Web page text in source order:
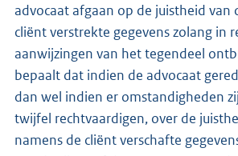
advocaat afgaan op de juistheid van
cliënt verstrekte gegevens zolang in
aanwijzingen van het tegendeel
bepaalt dat indien de advocaat
dan wel indien er omstandigheden
twijfel rechtvaardigen, over de
namens de cliënt verschafte